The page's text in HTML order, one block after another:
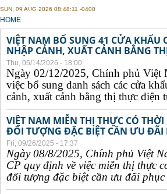
BUSINESS
SUN, 09 AUG 2026 08:48:11 -0400
YOU ARE HERE
HOME
VIỆT NAM BỔ SUNG 41 CỬA KHẨU
NHẬP CẢNH, XUẤT CẢNH BẰNG
Thu, 05/14/2026 - 18:00
Ngày 02/12/2025, Chính phủ Việt
việc bổ sung danh sách các cửa
cảnh, xuất cảnh bằng thị thực điện
VIỆT NAM MIỄN THỊ THỰC CÓ
ĐỐI TƯỢNG ĐẶC BIỆT CẦN ƯU ĐÃI
Fri, 09/26/2025 - 17:37
Ngày 08/8/2025, Chính phủ Việt
CP quy định về việc miễn thị thực
đối tượng đặc biệt cần ưu đãi